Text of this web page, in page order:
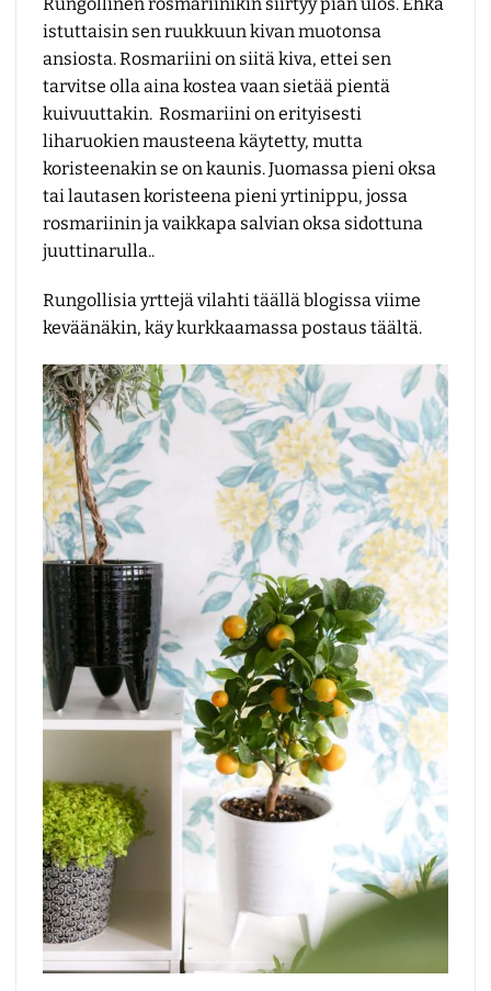
istuttaisin sen ruukkuun kivan muotonsa
ansiosta. Rosmariini on siitä kiva, ettei sen
tarvitse olla aina kostea vaan sietää pientä
kuivuuttakin. Rosmariini on erityisesti
liharuokien mausteena käytetty, mutta
koristeenakin se on kaunis. Juomassa pieni oksa
tai lautasen koristeena pieni yrtinippu, jossa
rosmariinin ja vaikkapa salvian oksa sidottuna
juuttinarulla..
Rungollisia yrttejä vilahti täällä blogissa viime
keväänäkin, käy kurkkaamassa postaus täältä.